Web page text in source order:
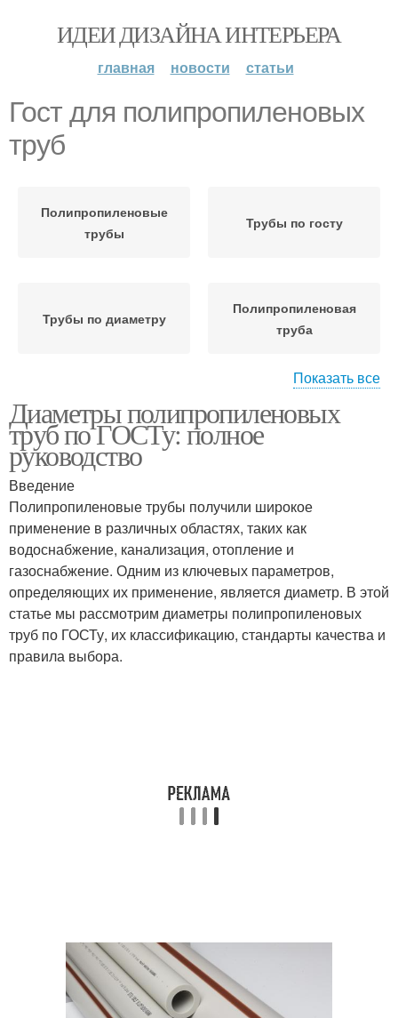
ИДЕИ ДИЗАЙНА ИНТЕРЬЕРА
главная новости статьи
Гост для полипропиленовых
труб
Полипропиленовые
трубы
Трубы по госту
Трубы по диаметру
Полипропиленовая
труба
применения
Гост в отношении
Трубы по маркировке
Трубы для конкретного
проекта
Пластиковые трубы Трубы по гост
Показать все
Диаметры полипропиленовых
труб по ГОСТу: полное
руководство
Введение
Полипропиленовые трубы получили широкое
применение в различных областях, таких как
водоснабжение, канализация, отопление и
газоснабжение. Одним из ключевых параметров,
определяющих их применение, является диаметр. В этой
статье мы рассмотрим диаметры полипропиленовых
труб по ГОСТу, их классификацию, стандарты качества и
правила выбора.